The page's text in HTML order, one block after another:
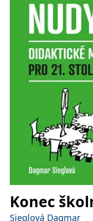
Konec
Sieglová Dagmar
Microsoft
Corporation
.c.bing.com
Microsoft
Corporation
.grada.cz
test_cookie
Google LLC